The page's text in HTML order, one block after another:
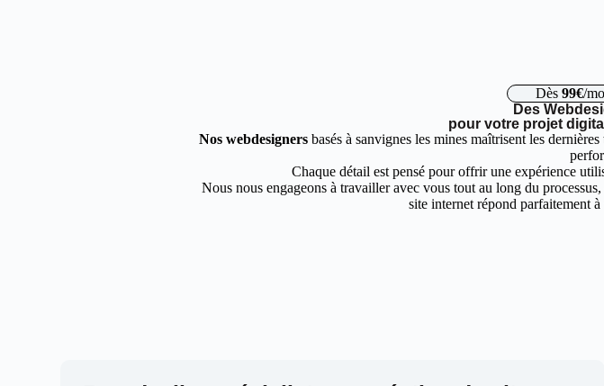
Dès 99€/
Des
pour votre projet
Nos webdesignersbasés à sanvignes les mines maîtrisent les
Chaque détail est pensé pour offrir une expérience
Nous nous engageons à travailler avec vous tout au long du
site internet répond parfaitement